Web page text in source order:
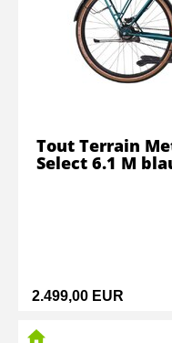
2.499,00 EUR
Tout Terrain
Select 6.1 M